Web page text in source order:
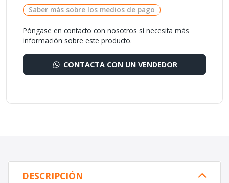
Saber más sobre los medios de pago
Póngase en contacto con nosotros si necesita más
información sobre este producto.
CONTACTA CON UN VENDEDOR
DESCRIPCIÓN